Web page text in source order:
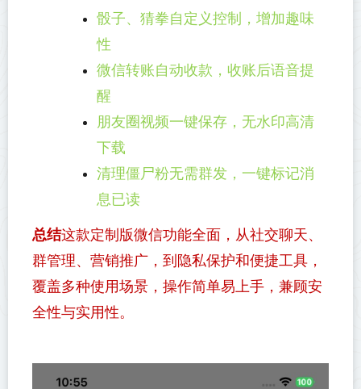
骰子、猜拳自定义控制，增加趣味
性
微信转账自动收款，收账后语音提
醒
朋友圈视频一键保存，无水印高清
下载
清理僵尸粉无需群发，一键标记消
息已读
总结这款定制版微信功能全面，从社交聊天、
群管理、营销推广，到隐私保护和便捷工具，
覆盖多种使用场景，操作简单易上手，兼顾安
全性与实用性。